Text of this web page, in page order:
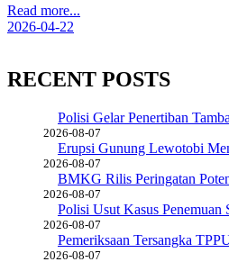
Read more...
2026-04-22
RECENT POSTS
Polisi Gelar Penertiban
2026-08-07
Erupsi Gunung Lewotobi
2026-08-07
BMKG Rilis Peringatan
2026-08-07
Polisi Usut Kasus Penemuan
2026-08-07
Pemeriksaan Tersangka
2026-08-07